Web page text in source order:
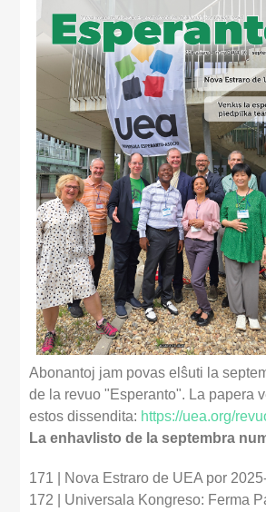
Abonantoj jam povas elŝuti la
de la revuo "Esperanto". La papera
estos dissendita: https://uea.org/
La enhavlisto de la septembra
171 | Nova Estraro de UEA por
172 | Universala Kongreso: Ferma